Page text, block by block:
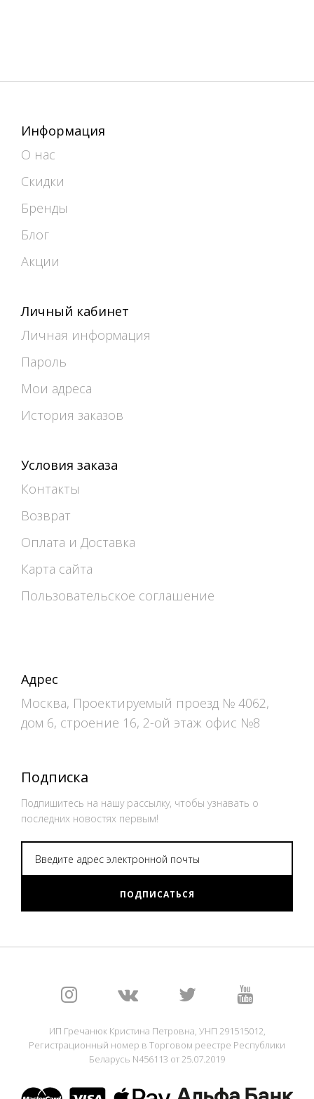
Информация
О нас
Скидки
Бренды
Блог
Акции
Личный кабинет
Личная информация
Пароль
Мои адреса
История заказов
Условия заказа
Контакты
Возврат
Оплата и Доставка
Карта сайта
Пользовательское соглашение
Адрес
Москва, Проектируемый проезд № 4062,
дом 6, строение 16, 2-ой этаж офис №8
Подписка
Подпишитесь на нашу рассылку, чтобы узнавать о
последних новостях первым!
ПОДПИСАТЬСЯ
ИП Гречанюк Кристина Петровна, УНП 291515012,
Регистрационный номер в Торговом реестре Республики
Беларусь N456113 от 25.07.2019